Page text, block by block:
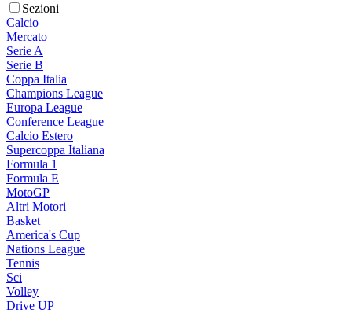
Sezioni
Calcio
Mercato
Serie A
Serie B
Coppa Italia
Champions League
Europa League
Conference League
Calcio Estero
Supercoppa Italiana
Formula 1
Formula E
MotoGP
Altri Motori
Basket
America's Cup
Nations League
Tennis
Sci
Volley
Drive UP